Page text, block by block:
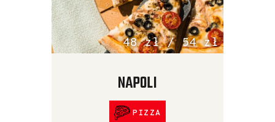
48 zł / 54 zł
NAPOLI
PIZZA